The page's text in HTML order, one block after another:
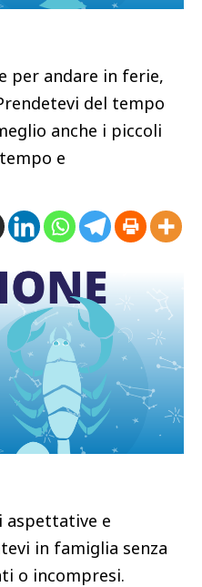
per andare in ferie,
del tempo
anche i piccoli
e
aspettative e
in famiglia senza
o incompresi.